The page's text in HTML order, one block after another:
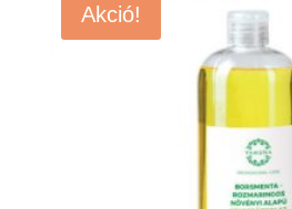
690 Ft
Akció!